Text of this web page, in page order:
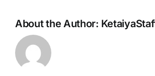
About the Author: